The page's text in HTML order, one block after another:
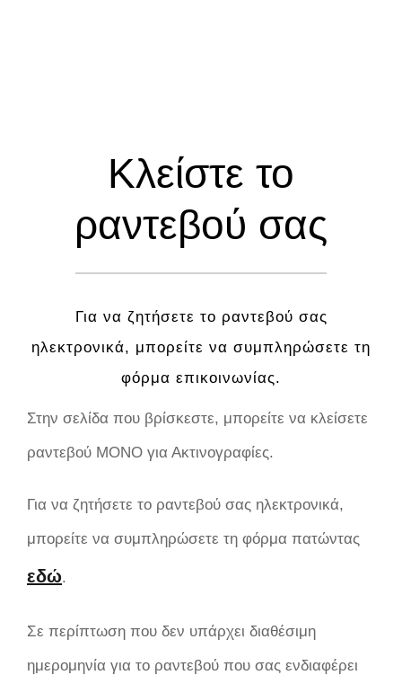
Κλείστε το
ραντεβού σας
Για να ζητήσετε το ραντεβού σας
ηλεκτρονικά, μπορείτε να συμπληρώσετε τη
φόρμα επικοινωνίας.
Στην σελίδα που βρίσκεστε, μπορείτε να κλείσετε
ραντεβού ΜΟΝΟ για Ακτινογραφίες.
Για να ζητήσετε το ραντεβού σας ηλεκτρονικά,
μπορείτε να συμπληρώσετε τη φόρμα πατώντας
εδώ.
Σε περίπτωση που δεν υπάρχει διαθέσιμη
ημερομηνία για το ραντεβού που σας ενδιαφέρει